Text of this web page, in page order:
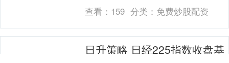
查看： 159 分类： 免费炒股配资
日升策略 日经225指数收盘基